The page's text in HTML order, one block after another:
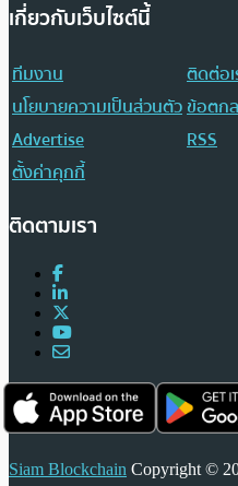
เกี่ยวกับเว็บไซต์นี้
ทีมงาน
ติดต่อ
นโยบายความเป็นส่วนตัวข้อตก
Advertise
RSS
ตั้งค่าคุกกี้
ติดตามเรา
Siam Blockchain Copyright ©